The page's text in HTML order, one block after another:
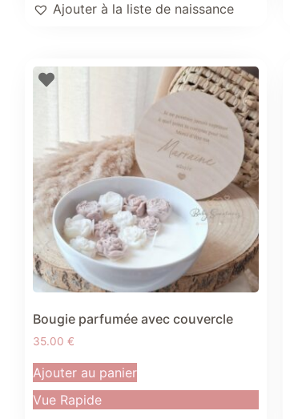
Ajouter à la liste de naissance
Bougie parfumée avec couvercle
35.00 €
Ajouter au panier
Vue Rapide